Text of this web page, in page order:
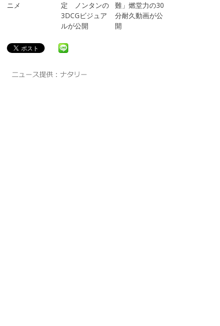
ニメ
定 ノンタンの
3DCGビジュア
ルが公開
難」燃堂力の30
分耐久動画が公
開